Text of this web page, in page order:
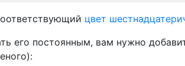
цвет
его постоянным, вам нужно